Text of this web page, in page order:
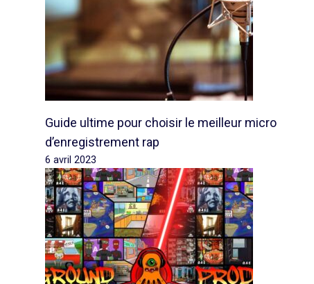
Guide ultime pour choisir le meilleur micro
d’enregistrement rap
6 avril 2023